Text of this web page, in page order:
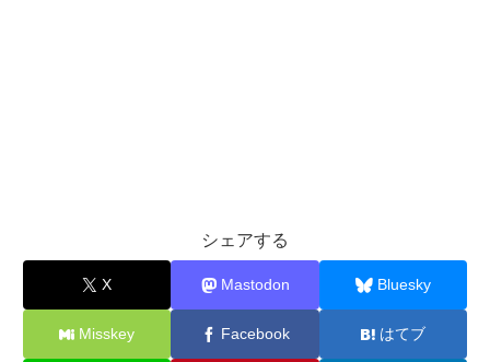
シェアする
X Mastodon Bluesky
Misskey Facebook はてブ